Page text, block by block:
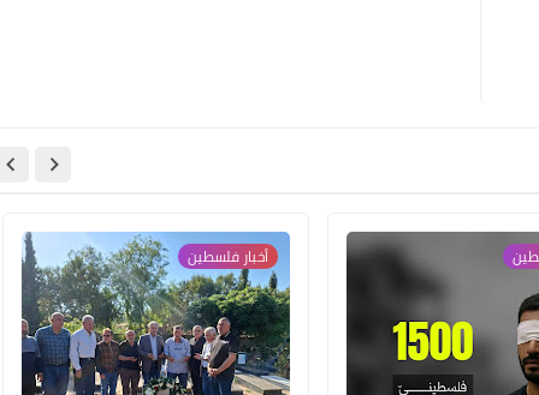
أخبار فلسطين
Www.albuss.net
13 أغسطس 2022